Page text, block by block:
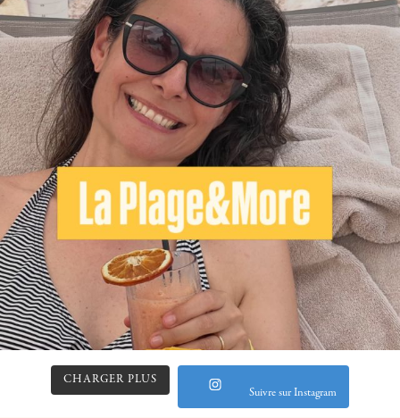
CHARGER PLUS
Suivre sur Instagram